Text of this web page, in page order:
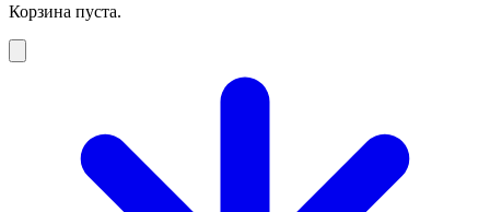
Корзина пуста.